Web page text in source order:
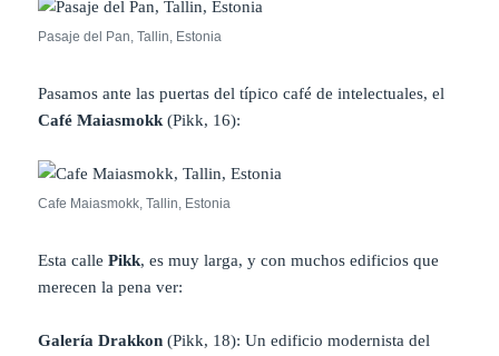
Pasaje del Pan, Tallin, Estonia
Pasamos ante las puertas del típico café de intelectuales, el
Café Maiasmokk (Pikk, 16):
Cafe Maiasmokk, Tallin, Estonia
Esta callePikk, es muy larga, y con muchos edificios que
merecen la pena ver:
Galería Drakkon (Pikk, 18): Un edificio modernista del